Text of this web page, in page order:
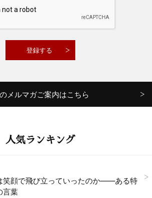
メルマガご案内はこちら
人気ランキング
笑顔で飛び立っていったのか——ある特
言葉